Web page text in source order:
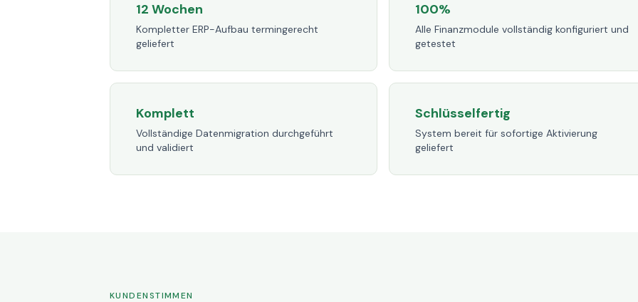
12 Wochen
Kompletter ERP-Aufbau termingerecht
geliefert
100%
Alle Finanzmodule vollständig konfiguriert und
getestet
Komplett
Vollständige Datenmigration durchgeführt
und validiert
Schlüsselfertig
System bereit für sofortige Aktivierung
geliefert
KUNDENSTIMMEN